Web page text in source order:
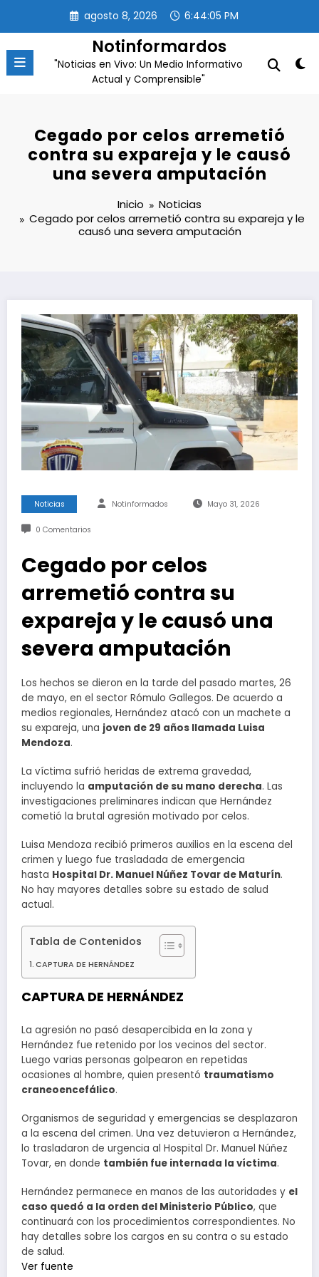
contenido
agosto 8, 2026 6:44:06 PM
Notinformardos
"Noticias en Vivo: Un Medio Informativo
Actual y Comprensible"
Cegado por celos arremetió
contra su expareja y le causó
una severa amputación
Inicio
Noticias
Cegado por celos arremetió contra su expareja y le
causó una severa amputación
Noticias Notinformados Mayo 31, 2026
0 Comentarios
Cegado por celos
arremetió contra su
expareja y le causó una
severa amputación
Los hechos se dieron en la tarde del pasado martes, 26
de mayo, en el sector Rómulo Gallegos. De acuerdo a
medios regionales, Hernández atacó con un machete a
su expareja, una joven de 29 años llamada Luisa
Mendoza.
La víctima sufrió heridas de extrema gravedad,
incluyendo la amputación de su mano derecha. Las
investigaciones preliminares indican que Hernández
cometió la brutal agresión motivado por celos.
Luisa Mendoza recibió primeros auxilios en la escena del
crimen y luego fue trasladada de emergencia
hasta Hospital Dr. Manuel Núñez Tovar de Maturín.
No hay mayores detalles sobre su estado de salud
actual.
Tabla de Contenidos
CAPTURA DE HERNÁNDEZ
CAPTURA DE HERNÁNDEZ
La agresión no pasó desapercibida en la zona y
Hernández fue retenido por los vecinos del sector.
Luego varias personas golpearon en repetidas
ocasiones al hombre, quien presentó traumatismo
craneoencefálico.
Organismos de seguridad y emergencias se desplazaron
a la escena del crimen. Una vez detuvieron a Hernández,
lo trasladaron de urgencia al Hospital Dr. Manuel Núñez
Tovar, en donde también fue internada la víctima.
Hernández permanece en manos de las autoridades y el
caso quedó a la orden del Ministerio Público, que
continuará con los procedimientos correspondientes. No
hay detalles sobre los cargos en su contra o su estado
de salud.
Ver fuente